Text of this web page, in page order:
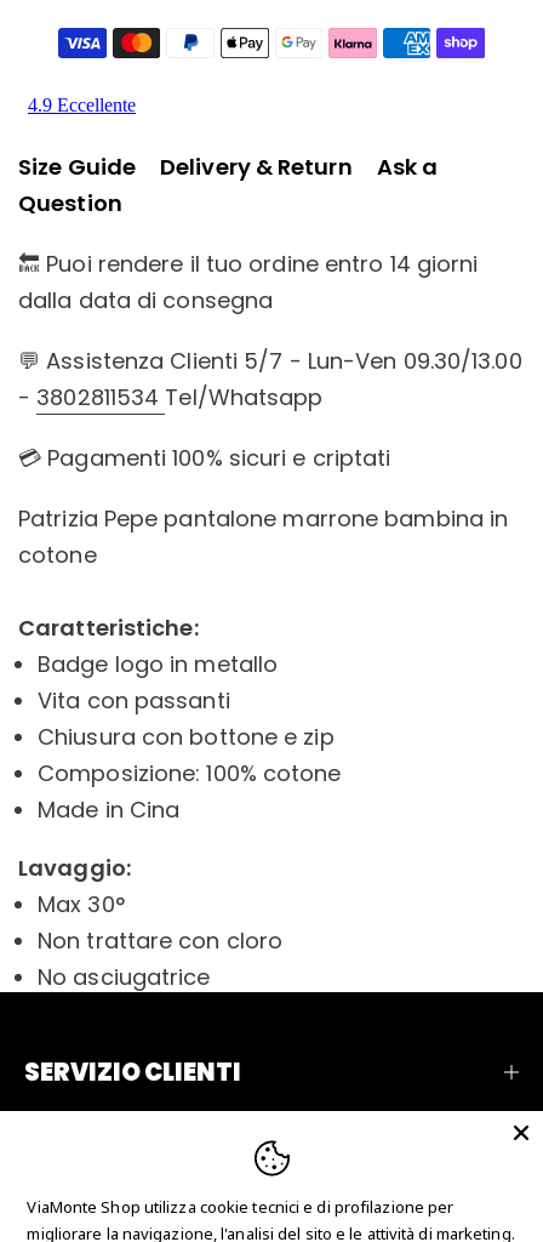
Size Guide Delivery & Return
Ask a
Question
🔙 Puoi rendere il tuo ordine entro 14 giorni
dalla data di consegna
💬 Assistenza Clienti 5/7 - Lun-Ven 09.30/13.00
- 3802811534 Tel/Whatsapp
💳 Pagamenti 100% sicuri e criptati
Patrizia Pepe pantalone marrone bambina in
cotone
Caratteristiche:
Badge logo in metallo
Vita con passanti
Chiusura con bottone e zip
Composizione: 100% cotone
Made in Cina
Lavaggio:
Max 30°
Non trattare con cloro
No asciugatrice
SERVIZIO CLIENTI
CONTATTI
ViaMonte Shop utilizza cookie tecnici e di profilazione per
migliorare la navigazione, l'analisi del sito e le attività di marketing.